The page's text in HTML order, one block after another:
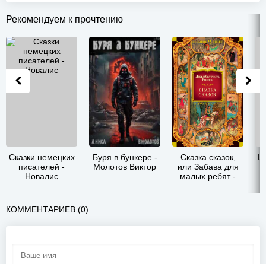
Рекомендуем к прочтению
Сказки немецких
писателей -
Новалис
Буря в бункере -
Молотов Виктор
Сказка сказок,
или Забава для
малых ребят -
КОММЕНТАРИЕВ (0)